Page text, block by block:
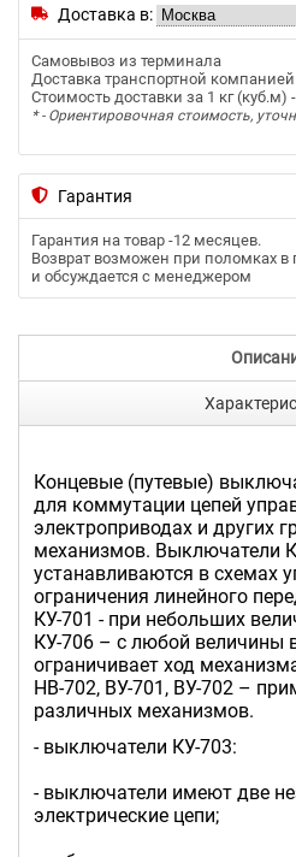
Доставка в:
Самовывоз из терминала
Доставка транспортной компанией
Стоимость доставки за 1 кг (куб.м) -
* - Ориентировочная стоимость,
Гарантия
Гарантия на товар -12 месяцев.
Возврат возможен при поломках в
и обсуждается с менеджером
Концевые (путевые)
для коммутации цепей
электроприводах и других
механизмов. Выключатели
устанавливаются в схемах
ограничения линейного
КУ-701 - при небольших
КУ-706 – с любой величины
ограничивает ход
НВ-702, ВУ-701, ВУ-702 –
различных механизмов.
- выключатели КУ-703:
- выключатели имеют две
электрические цепи;